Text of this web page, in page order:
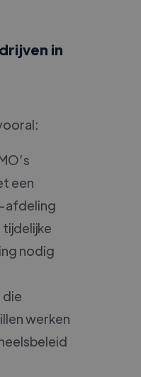
in
een
afdeling
tijdelijke
nodig
die
werken